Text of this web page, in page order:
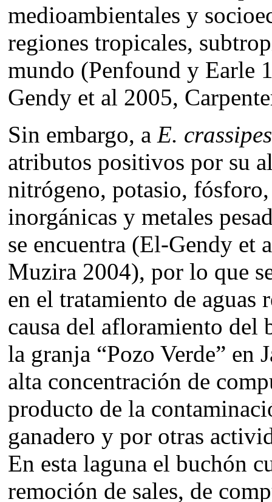
medioambientales y
regiones tropicales,
mundo (Penfound y Earle
Gendy et al 2005,
Sin embargo, a E.
atributos positivos por su
nitrógeno, potasio,
inorgánicas y metales
se encuentra (El-Gendy et
Muzira 2004), por lo que
en el tratamiento de aguas
causa del afloramiento del
la granja “Pozo Verde” en
alta concentración de
producto de la
ganadero y por otras
En esta laguna el buchón
remoción de sales, de